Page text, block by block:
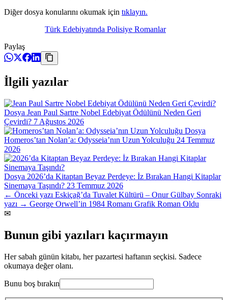
Diğer dosya konularını okumak için tıklayın.
Türk Edebiyatında Polisiye Romanlar
Paylaş
İlgili yazılar
Dosya Jean Paul Sartre Nobel Edebiyat Ödülünü Neden Geri
Çevirdi? 7 Ağustos 2026
Dosya
Homeros’tan Nolan’a: Odysseia’nın Uzun Yolculuğu 24 Temmuz
2026
Dosya 2026’da Kitaptan Beyaz Perdeye: İz Bırakan Hangi Kitaplar
Sinemaya Taşındı? 23 Temmuz 2026
← Önceki yazı Eskiçağ’da Tuvalet Kültürü – Onur Gülbay Sonraki
yazı → George Orwell’in 1984 Romanı Grafik Roman Oldu
✉
Bunun gibi yazıları kaçırmayın
Her sabah günün kitabı, her pazartesi haftanın seçkisi. Sadece
okumaya değer olanı.
Bunu boş bırakın